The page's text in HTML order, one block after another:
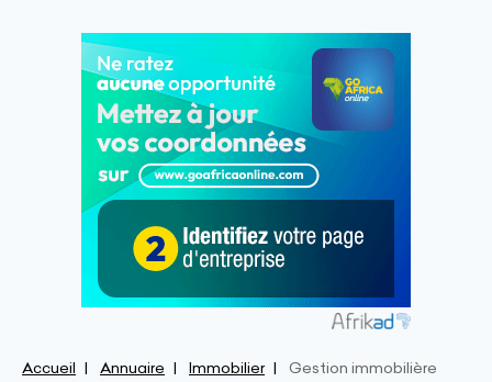
Accueil Annuaire Immobilier Gestion immobilière